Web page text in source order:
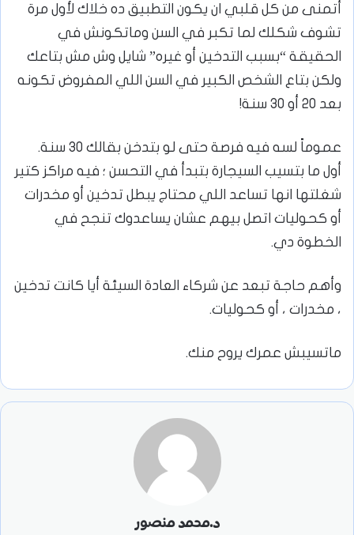
أتمنى من كل قلبي ان يكون التطبيق ده خلاك لأول مرة
تشوف شكلك لما تكبر في السن وماتكونش في
الحقيقة “بسبب التدخين أو غيره” شايل وش مش بتاعك
ولكن بتاع الشخص الكبير في السن اللي المفروض تكونه
بعد 20 أو 30 سنة!
عموماً لسه فيه فرصة حتى لو بتدخن بقالك 30 سنة.
أول ما بتسيب السيجارة بتبدأ في التحسن ؛ فيه مراكز كتير
شغلتها انها تساعد اللي محتاج يبطل تدخين أو مخدرات
أو كحوليات اتصل بيهم عشان يساعدوك تنجح في
الخطوة دي.
وأهم حاجة تبعد عن شركاء العادة السيئة أيا كانت تدخين
، مخدرات ، أو كحوليات.
ماتسيبش عمرك يروح منك.
د.محمد منصور